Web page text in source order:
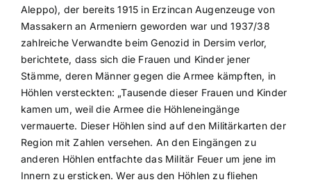
Aleppo), der bereits 1915 in Erzincan Augenzeuge von
Massakern an Armeniern geworden war und 1937/38
zahlreiche Verwandte beim Genozid in Dersim verlor,
berichtete, dass sich die Frauen und Kinder jener
Stämme, deren Männer gegen die Armee kämpften, in
Höhlen versteckten: „Tausende dieser Frauen und Kinder
kamen um, weil die Armee die Höhleneingänge
vermauerte. Dieser Höhlen sind auf den Militärkarten der
Region mit Zahlen versehen. An den Eingängen zu
anderen Höhlen entfachte das Militär Feuer um jene im
Innern zu ersticken. Wer aus den Höhlen zu fliehen